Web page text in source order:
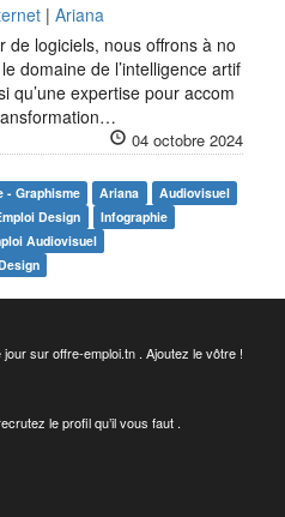
| Ariana
de logiciels, nous offrons à no
domaine de l’intelligence artif
qu’une expertise pour accom
04 octobre 2024
- Graphisme Ariana
Audiovisuel
Design
Infographie
Audiovisuel
sur offre-emploi.tn . Ajoutez le vôtre !
le profil qu’il vous faut .